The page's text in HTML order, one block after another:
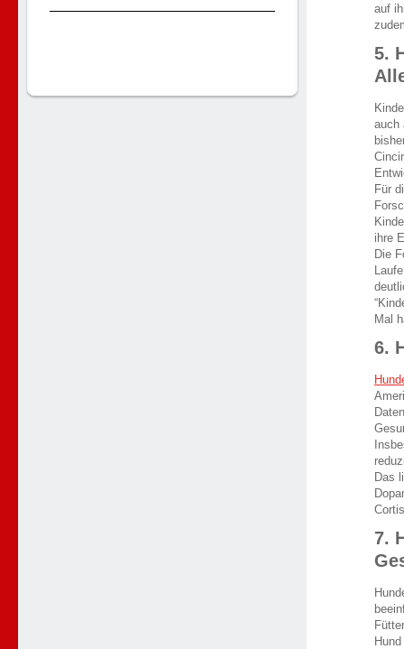
auf
5.
auch
Für
ihre
Die
Mal
6.
Das
7.